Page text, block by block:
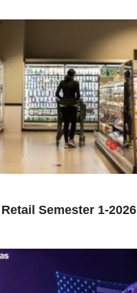
Semester 1-2026